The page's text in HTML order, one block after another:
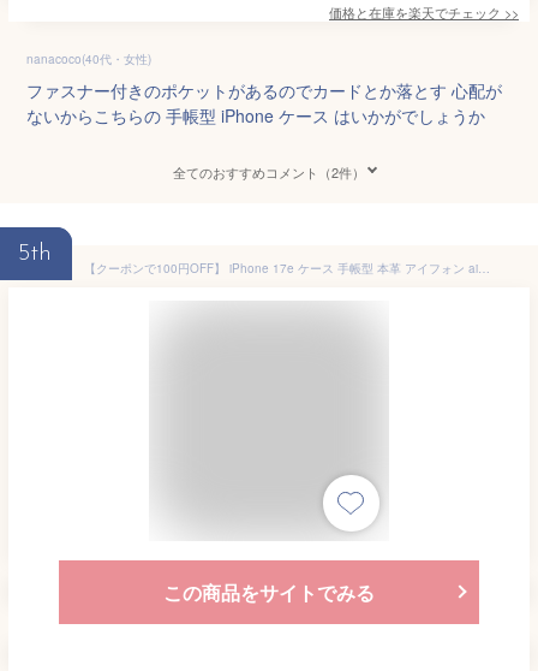
価格と在庫を楽天でチェック >>
nanacoco(40代・女性)
ファスナー付きのポケットがあるのでカードとか落とす 心配が
ないからこちらの 手帳型 iPhone ケース はいかがでしょうか
全てのおすすめコメント（2件）
5th
【クーポンで100円OFF】 iPhone 17e ケース 手帳型 本革 アイフォン air 17 17pro 17promax 16e カバー 手帳 革 携帯カバー スタンド機能 16 15 14 13 12 11 pro max スマホケース 13 12mini カード収納 SE3 SE2 Xr Xs max 6 7 8 plus スマホカバー マグネット式
この商品をサイトでみる